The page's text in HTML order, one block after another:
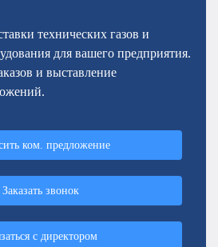
технических газов и
для вашего предприятия.
и выставление
ком. предложение
Заказать звонок
с директором